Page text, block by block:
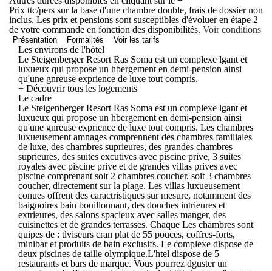
Prix ttc/pers sur la base d'une chambre double, frais de dossier non
inclus. Les prix et pensions sont susceptibles d'évoluer en étape 2
de votre commande en fonction des disponibilités. Voir conditions
Présentation Formalités Voir les tarifs
Les environs de l'hôtel
Le Steigenberger Resort Ras Soma est un complexe lgant et
luxueux qui propose un hbergement en demi-pension ainsi
qu'une gnreuse exprience de luxe tout compris.
+ Découvrir tous les logements
Le cadre
Le Steigenberger Resort Ras Soma est un complexe lgant et
luxueux qui propose un hbergement en demi-pension ainsi
qu'une gnreuse exprience de luxe tout compris. Les chambres
luxueusement amnages comprennent des chambres familiales
de luxe, des chambres suprieures, des grandes chambres
suprieures, des suites excutives avec piscine prive, 3 suites
royales avec piscine prive et de grandes villas prives avec
piscine comprenant soit 2 chambres coucher, soit 3 chambres
coucher, directement sur la plage. Les villas luxueusement
conues offrent des caractristiques sur mesure, notamment des
baignoires bain bouillonnant, des douches intrieures et
extrieures, des salons spacieux avec salles manger, des
cuisinettes et de grandes terrasses. Chaque Les chambres sont
quipes de : tlviseurs cran plat de 55 pouces, coffres-forts,
minibar et produits de bain exclusifs. Le complexe dispose de
deux piscines de taille olympique.L'htel dispose de 5
restaurants et bars de marque. Vous pourrez dguster un